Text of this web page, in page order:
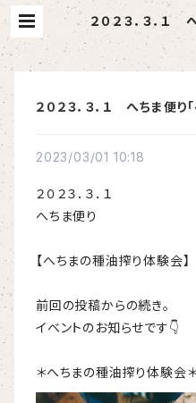
２０２３．３．１
種油搾り体験会
２０２３．３．１ へちま便り
2023/03/01 10:18
２０２３．３．１
へちま便り
【へちまの種油搾り体験会】
前回の投稿からの続き。
イベントのお知らせです👇
＊へちまの種油搾り体験会＊